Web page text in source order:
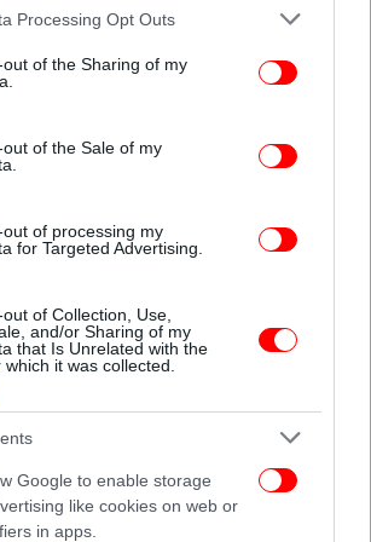
website/app uses one or more Google
visit or usage behaviour. You may click to
to Google and its third-party tags to
specified purposes in below Google
Processing Opt Outs
of the Sharing of my
of the Sale of my
of processing my
for Targeted Advertising.
of Collection, Use,
and/or Sharing of my
that Is Unrelated with the
it was collected.
Google to enable storage
like cookies on web or
in apps.
δίκαιης διανομής του εμβολίου
Η πλατφόρμα αυτή θέτει τις
της νόσου COVID-19
να συνεργαστούμε με
τη δέσμευσή μας για
Είμαστε έτοιμοι να ηγηθούμε
την παγκόσμια αντίδραση.
απλός: στηδιαδικτυακή
που θα πραγματοποιηθεί
να συγκεντρώσουμε ένα
7,5 δισ. ευρώ (8 δισ.
καλύψουμε το συνολικό
της Παγκόσμιας
άλλους φορείς.